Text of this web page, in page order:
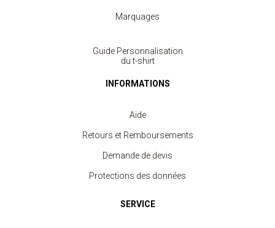
Marquages
Guide Personnalisation
du t-shirt
INFORMATIONS
Aide
Retours et Remboursements
Demande de devis
Protections des données
SERVICE